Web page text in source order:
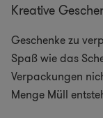
Kreative
Geschenke zu
Spaß wie das
Verpackungen
Menge Müll